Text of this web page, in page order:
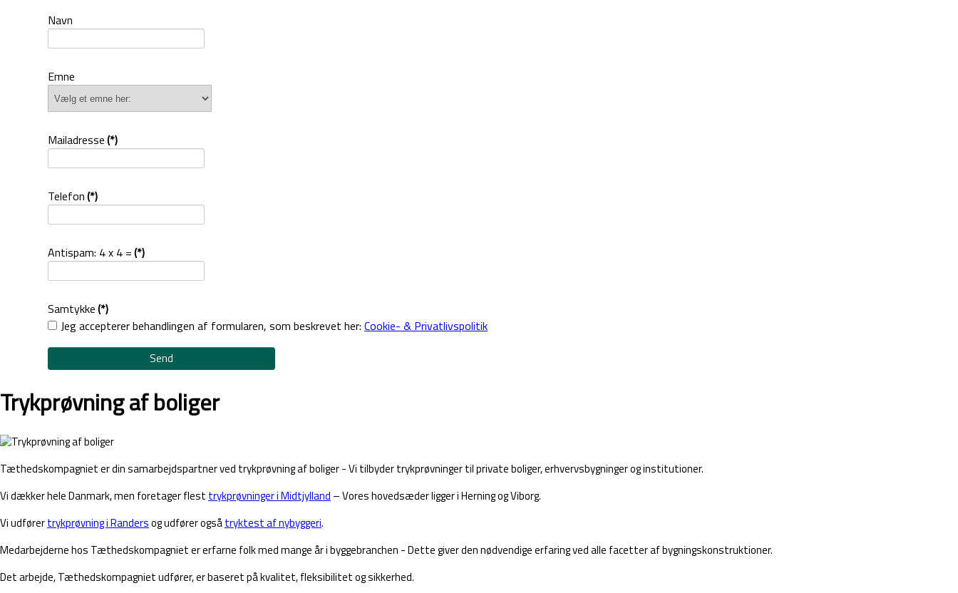
Navn
Emne
Mailadresse(*)
Telefon(*)
Antispam: 4 x 4 =(*)
Samtykke(*)
Jeg accepterer behandlingen af formularen, som beskrevet her:Cookie- & Privatlivspolitik
Send
Trykprøvning af boliger
Tæthedskompagniet er din samarbejdspartner ved trykprøvning af boliger - Vi tilbyder trykprøvninger til private boliger, erhvervsbygninger og institutioner.
Vi dækker hele Danmark, men foretager flest trykprøvninger i Midtjylland – Vores hovedsæder ligger i Herning og Viborg.
Vi udførertrykprøvning i Randersog udfører ogsåtryktest af nybyggeri.
Medarbejderne hos Tæthedskompagniet er erfarne folk med mange år i byggebranchen - Dette giver den nødvendige erfaring ved alle facetter af bygningskonstruktioner.
Det arbejde, Tæthedskompagniet udfører, er baseret på kvalitet, fleksibilitet og sikkerhed.